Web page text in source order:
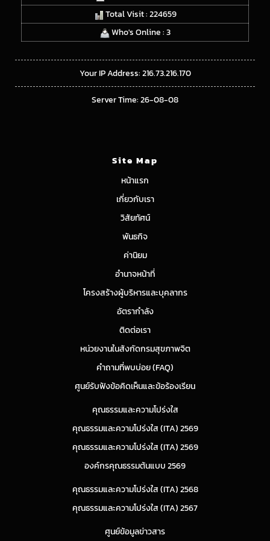
Total Visit : 224659
Who's Online : 3
Your IP Address: 216.73.216.170
Server Time: 26-08-08
Site Map
หน้าแรก
เกี่ยวกับเรา
วิสัยทัศน์
พันธกิจ
ค่านิยม
อำนาจหน้าที่
โครงสร้างผู้บริหารและบุคลากร
อัตรากำลัง
ติดต่อเรา
หน่วยงานในสังกัดกรมสุขภาพจิต
คำถามที่พบบ่อย (FAQ)
ศูนย์รับฟังข้อคิดเห็นและข้อร้องเรียน
คุณธรรมและความโปร่งใส
คุณธรรมและความโปร่งใส (ITA) 2569
คุณธรรมและความโปร่งใส (ITA) 2569
องค์กรคุณธรรมต้นแบบ 2569
คุณธรรมและความโปร่งใส (ITA) 2568
คุณธรรมและความโปร่งใส (ITA) 2567
ศูนย์ข้อมูลข่าวสาร